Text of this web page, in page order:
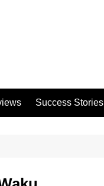
Success Stories